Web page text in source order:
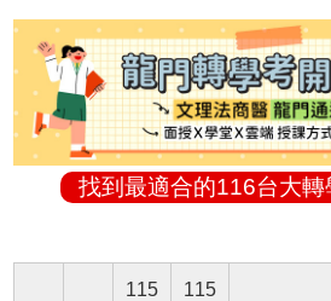
找到最適合的116台大轉
115 115